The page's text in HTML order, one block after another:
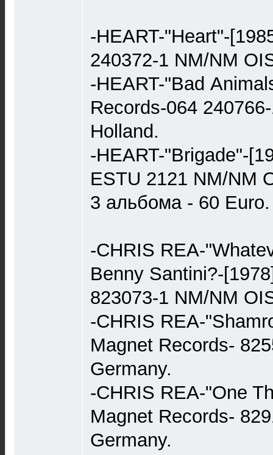
-HEАRT-"Heart"-
240372-1 NM/NM
-HEАRT-"Bad
Records-064
Holland.
-HEART-"Brigade"-
ESTU 2121 NM/NM
3 альбома - 60 Еurо.
-CHRIS REA-
Benny Santini?-
823073-1 NM/NM
-CHRIS REA-
Magnet Records-
Germany.
-CHRIS REA-"One
Magnet Records-
Germany.